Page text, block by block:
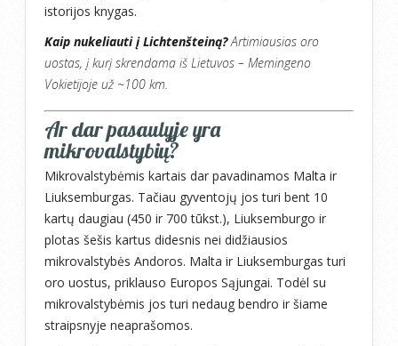
istorijos knygas.
Kaip nukeliauti į Lichtenšteiną?Artimiausias oro
uostas, į kurį skrendama iš Lietuvos – Memingeno
Vokietijoje už ~100 km.
Ar dar pasaulyje yra
mikrovalstybių?
Mikrovalstybėmis kartais dar pavadinamos Malta ir
Liuksemburgas. Tačiau gyventojų jos turi bent 10
kartų daugiau (450 ir 700 tūkst.), Liuksemburgo ir
plotas šešis kartus didesnis nei didžiausios
mikrovalstybės Andoros. Malta ir Liuksemburgas turi
oro uostus, priklauso Europos Sąjungai. Todėl su
mikrovalstybėmis jos turi nedaug bendro ir šiame
straipsnyje neaprašomos.